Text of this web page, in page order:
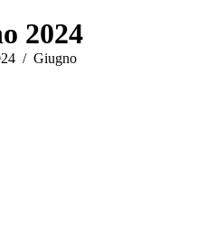
2024
Giugno